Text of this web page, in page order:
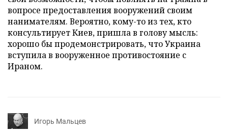
вопросе предоставления вооружений своим
нанимателям. Вероятно, кому-то из тех, кто
консультирует Киев, пришла в голову мысль:
хорошо бы продемонстрировать, что Украина
вступила в вооруженное противостояние с
Ираном.
Игорь Мальцев